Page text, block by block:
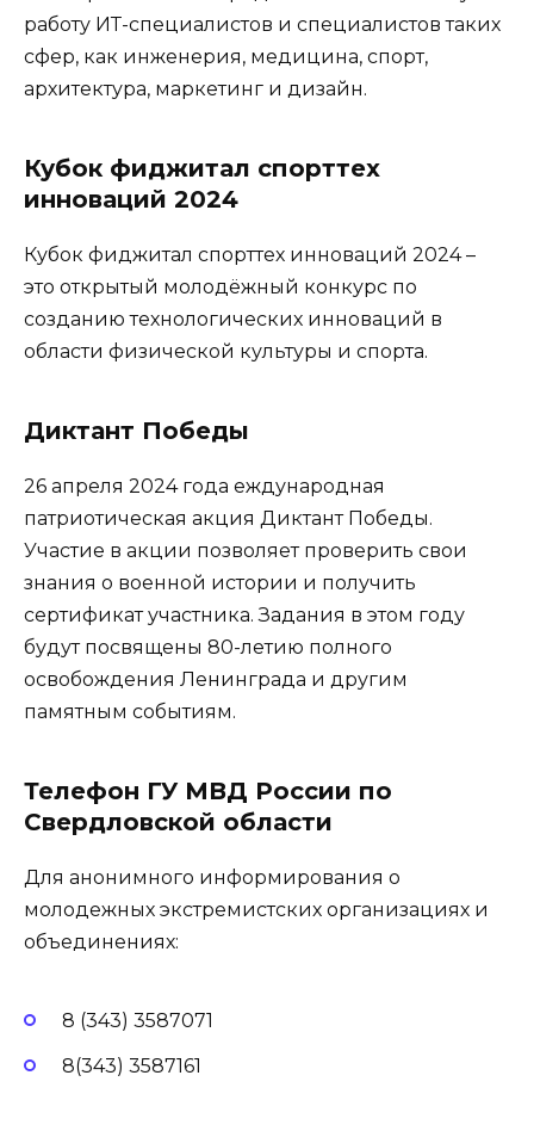
работу ИТ-специалистов и специалистов таких
сфер, как инженерия, медицина, спорт,
архитектура, маркетинг и дизайн.
Кубок фиджитал спорттех
инноваций 2024
Кубок фиджитал спорттех инноваций 2024 –
это открытый молодёжный конкурс по
созданию технологических инноваций в
области физической культуры и спорта.
Диктант Победы
26 апреля 2024 года еждународная
патриотическая акция Диктант Победы.
Участие в акции позволяет проверить свои
знания о военной истории и получить
сертификат участника. Задания в этом году
будут посвящены 80-летию полного
освобождения Ленинграда и другим
памятным событиям.
Телефон ГУ МВД России по
Свердловской области
Для анонимного информирования о
молодежных экстремистских организациях и
объединениях:
8 (343) 3587071
8(343) 3587161